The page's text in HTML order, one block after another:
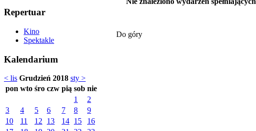
Repertuar
Kino
Spektakle
Kalendarium
< lis Grudzień 2018 sty >
pon wto śro czw pią sob nie
1
2
3
4 5 6 7 8
9
10
11 12 13 14 15
16
Do góry